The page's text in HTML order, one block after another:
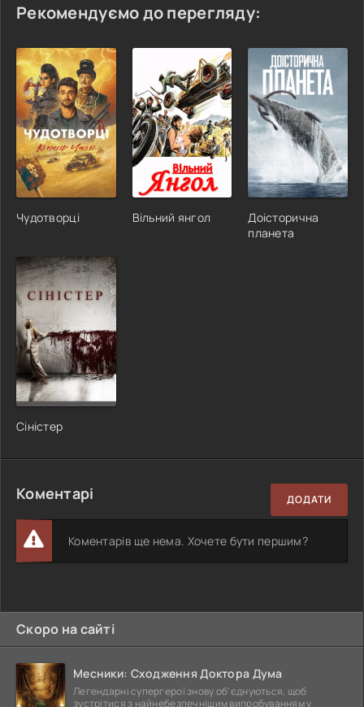
Рекомендуємо до перегляду:
Чудотворці Вільний янгол
Доісторична
планета
Сіністер
Коментарі ДОДАТИ
Коментарів ще нема. Хочете бути першим?
Скоро на сайті
Месники: Сходження Доктора Дума
Легендарні супергерої знову об'єднуються, щоб
зустрітися з найнебезпечнішим випробуванням у